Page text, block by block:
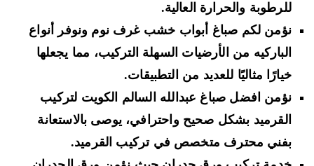
للرطوبة والحرارة العالية.
نؤمن لكم صباغ أبواب خشب غرف نوم ونوفر أنواع
الباركيه من الأرضيات السهلة التركيب، مما يجعلها
خيارًا مثاليًا للعديد من التطبيقات.
نؤمن افضل صباغ عبدالله السالم الكويت لتركيب
القرميد بشكل صحيح واحترافي، يوصى بالاستعانة
بفني محترف متخصص في تركيب القرميد.